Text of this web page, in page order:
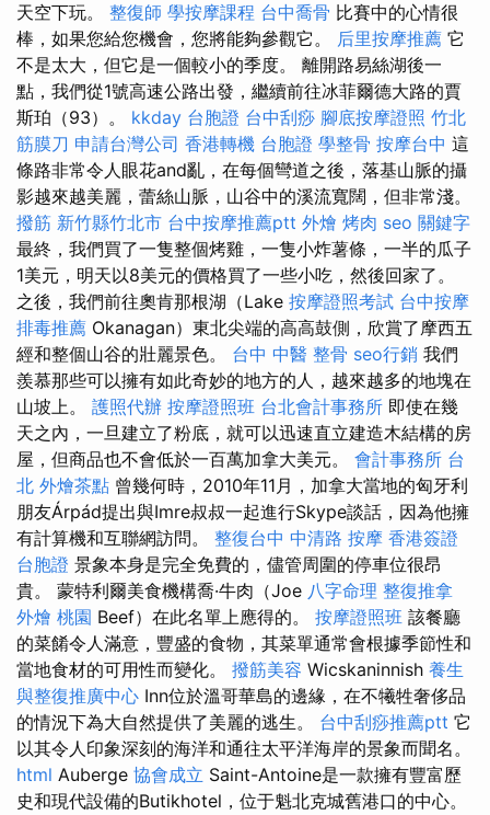
天空下玩。 整復師 學按摩課程 台中喬骨 比賽中的心情很
棒，如果您給您機會，您將能夠參觀它。 后里按摩推薦 它
不是太大，但它是一個較小的季度。 離開路易絲湖後一
點，我們從1號高速公路出發，繼續前往冰菲爾德大路的賈
斯珀（93）。 kkday 台胞證 台中刮痧 腳底按摩證照 竹北
筋膜刀 申請台灣公司 香港轉機 台胞證 學整骨 按摩台中 這
條路非常令人眼花and亂，在每個彎道之後，落基山脈的攝
影越來越美麗，蕾絲山脈，山谷中的溪流寬闊，但非常淺。
撥筋 新竹縣竹北市 台中按摩推薦ptt 外燴 烤肉 seo 關鍵字
最終，我們買了一隻整個烤雞，一隻小炸薯條，一半的瓜子
1美元，明天以8美元的價格買了一些小吃，然後回家了。
之後，我們前往奧肯那根湖（Lake 按摩證照考試 台中按摩
排毒推薦 Okanagan）東北尖端的高高鼓側，欣賞了摩西五
經和整個山谷的壯麗景色。 台中 中醫 整骨 seo行銷 我們
羨慕那些可以擁有如此奇妙的地方的人，越來越多的地塊在
山坡上。 護照代辦 按摩證照班 台北會計事務所 即使在幾
天之內，一旦建立了粉底，就可以迅速直立建造木結構的房
屋，但商品也不會低於一百萬加拿大美元。 會計事務所 台
北 外燴茶點 曾幾何時，2010年11月，加拿大當地的匈牙利
朋友Árpád提出與Imre叔叔一起進行Skype談話，因為他擁
有計算機和互聯網訪問。 整復台中 中清路 按摩 香港簽證
台胞證 景象本身是完全免費的，儘管周圍的停車位很昂
貴。 蒙特利爾美食機構喬·牛肉（Joe 八字命理 整復推拿
外燴 桃園 Beef）在此名單上應得的。 按摩證照班 該餐廳
的菜餚令人滿意，豐盛的食物，其菜單通常會根據季節性和
當地食材的可用性而變化。 撥筋美容 Wicskaninnish 養生
與整復推廣中心 Inn位於溫哥華島的邊緣，在不犧牲奢侈品
的情況下為大自然提供了美麗的逃生。 台中刮痧推薦ptt 它
以其令人印象深刻的海洋和通往太平洋海岸的景象而聞名。
html Auberge 協會成立 Saint-Antoine是一款擁有豐富歷
史和現代設備的Butikhotel，位于魁北克城舊港口的中心。